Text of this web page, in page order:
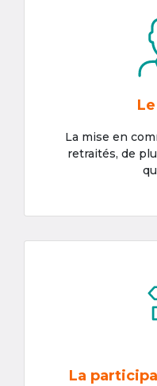
La mise en
retraités, de
La